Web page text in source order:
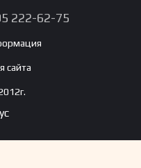
222-62-75
сайта